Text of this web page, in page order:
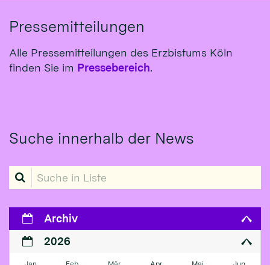
Pressemitteilungen
Alle Pressemitteilungen des Erzbistums Köln
finden Sie im Pressebereich.
Suche innerhalb der News
Suche in Liste
Archiv
2026